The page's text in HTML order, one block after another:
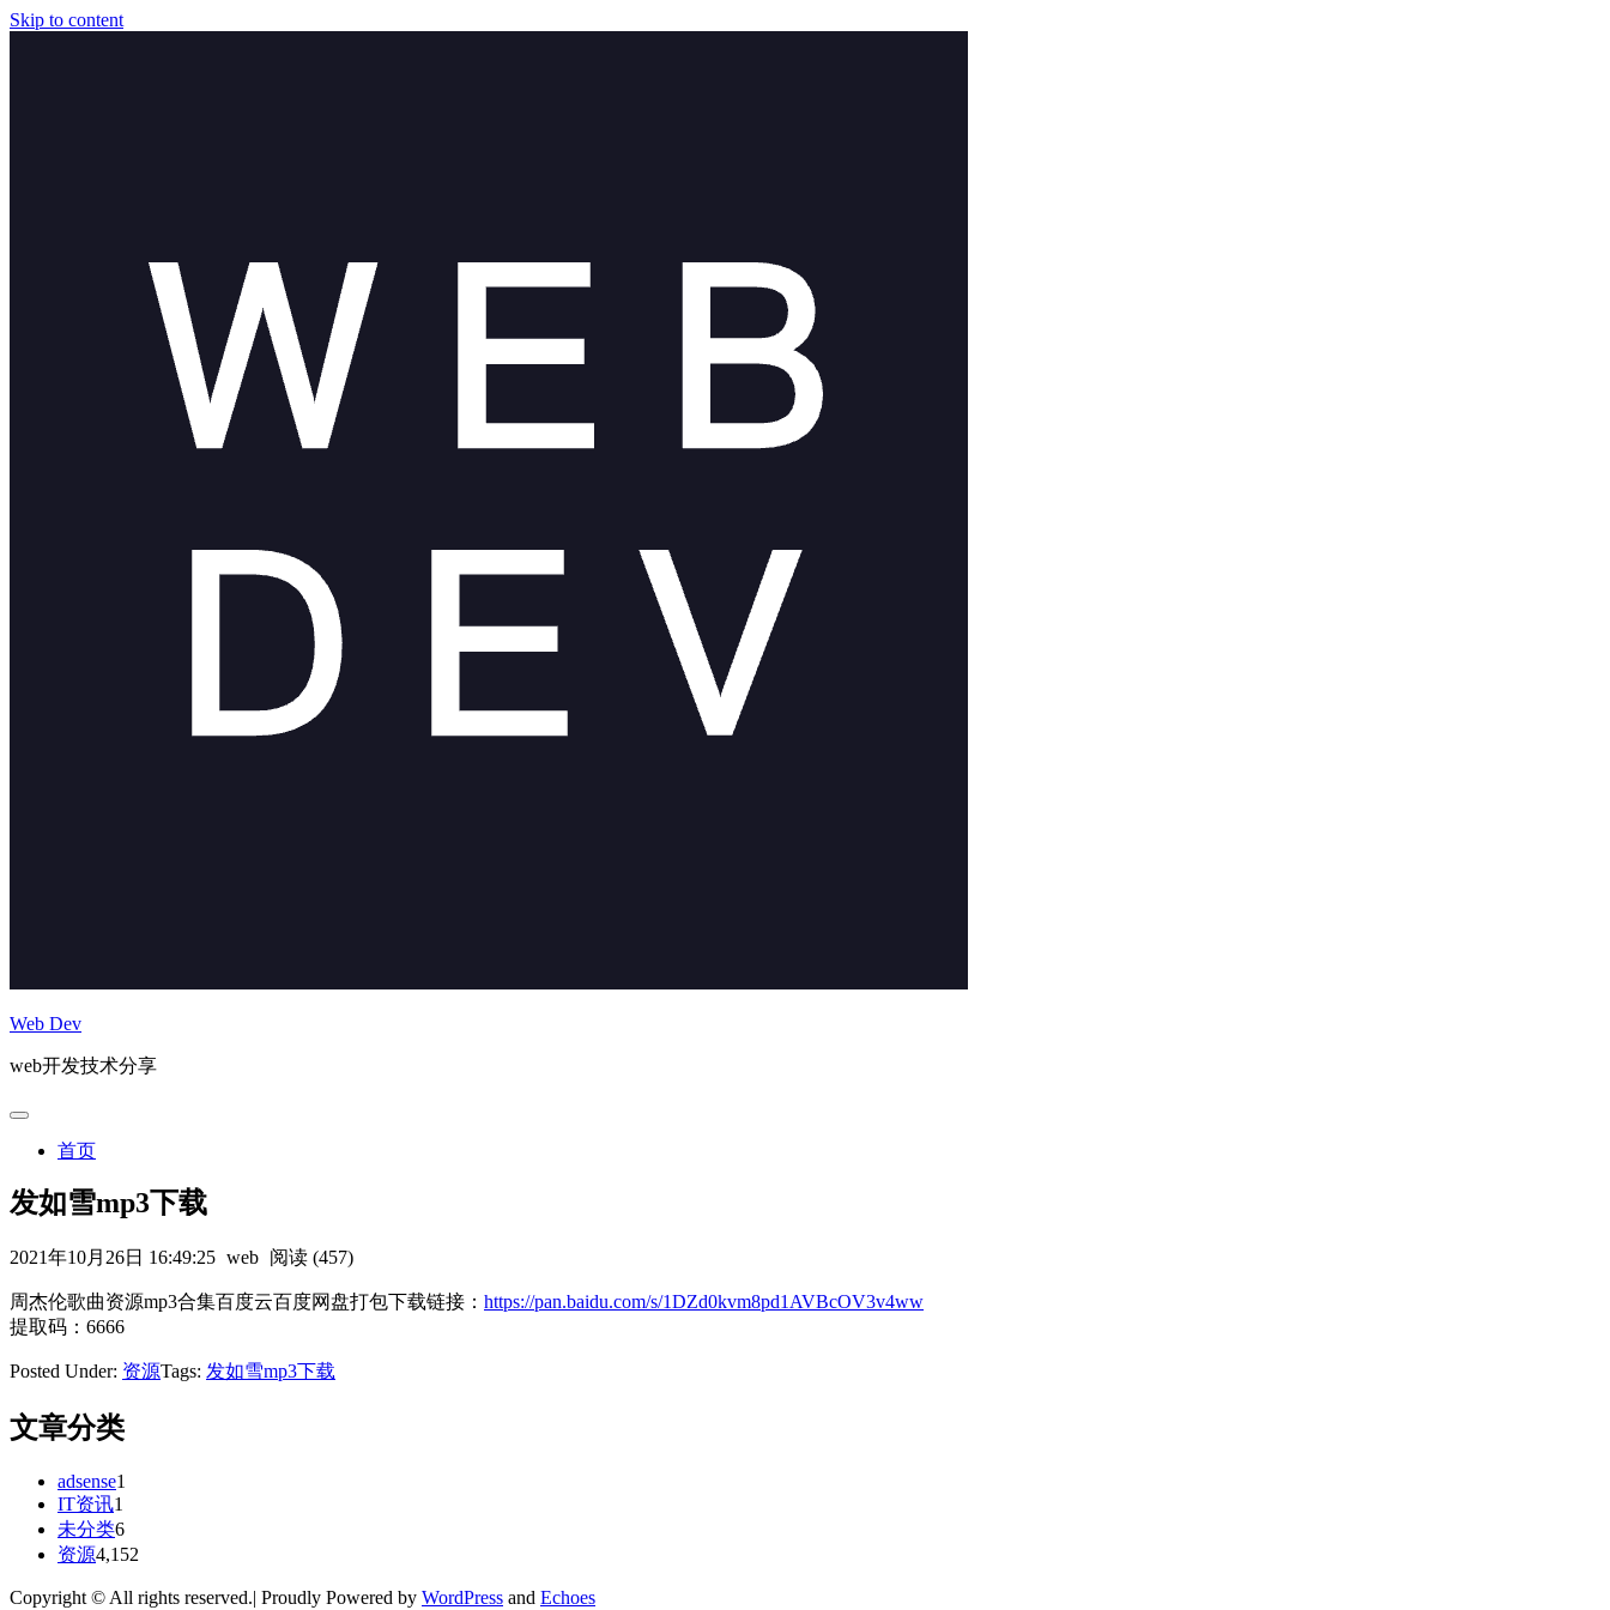
Skip to content
Web Dev
web开发技术分享
首页
发如雪mp3下载
2021年10月26日 16:49:25 web 阅读 (457)
周杰伦歌曲资源mp3合集百度云百度网盘打包下载链接： https://pan.baidu.com/s/1DZd0kvm8pd1AVBcOV3v4ww
提取码：6666
Posted Under: 资源Tags: 发如雪mp3下载
文章分类
adsense1
IT资讯1
未分类6
资源4,152
Copyright © All rights reserved.| Proudly Powered by WordPress and Echoes